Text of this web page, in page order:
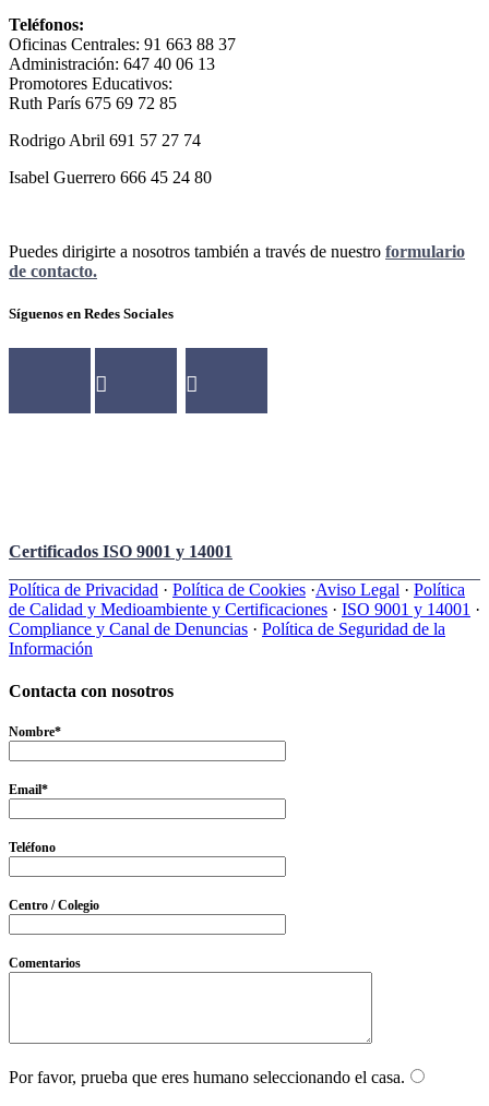
Teléfonos:
Oficinas Centrales: 91 663 88 37
Administración: 647 40 06 13
Promotores Educativos:
Ruth París 675 69 72 85
Rodrigo Abril 691 57 27 74
Isabel Guerrero 666 45 24 80
Puedes dirigirte a nosotros también a través de nuestro formulario
de contacto.
Síguenos en Redes Sociales
Certificados ISO 9001 y 14001
Política de Privacidad · Política de Cookies ·Aviso Legal · Política
de Calidad y Medioambiente y Certificaciones · ISO 9001 y 14001 ·
Compliance y Canal de Denuncias · Política de Seguridad de la
Información
Contacta con nosotros
Nombre*
Email*
Teléfono
Centro / Colegio
Comentarios
Por favor, prueba que eres humano seleccionando el casa.